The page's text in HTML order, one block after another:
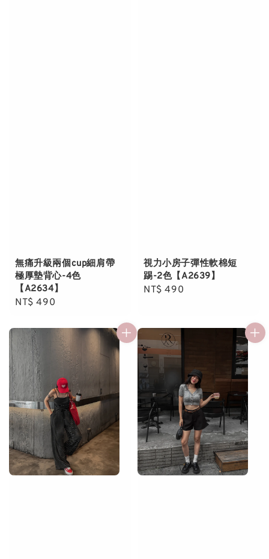
無痛升級兩個cup細肩帶
極厚墊背心-4色
【A2634】
Regular
NT$ 490
視力小房子彈性軟棉短
踢-2色【A2639】
Regular
NT$ 490